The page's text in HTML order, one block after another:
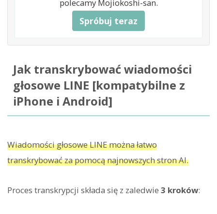
polecamy Mojiokoshi-san.
Spróbuj teraz
Jak transkrybować wiadomości
głosowe LINE [kompatybilne z
iPhone i Android]
Wiadomości głosowe LINE można łatwo
transkrybować za pomocą najnowszych stron AI.
Proces transkrypcji składa się z zaledwie 3 kroków: